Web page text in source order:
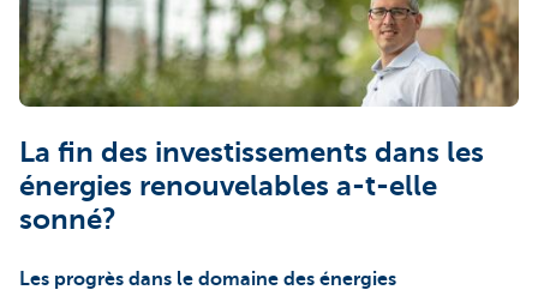
La fin des investissements dans les
énergies renouvelables a-t-elle
sonné?
Les progrès dans le domaine des énergies